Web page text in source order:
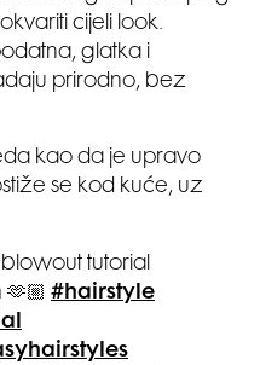
cijeli look.
glatka i
prirodno, bez
kao da je upravo
se kod kuće, uz
tutorial
#hairstyle